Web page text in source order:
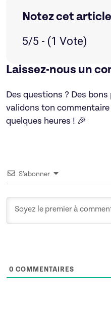
Notez cet
5/5 - (1 Vote)
Laissez-nous un
Des questions ? Des
validons ton
quelques heures ! 🎉
S’abonner
0 COMMENTAIRES